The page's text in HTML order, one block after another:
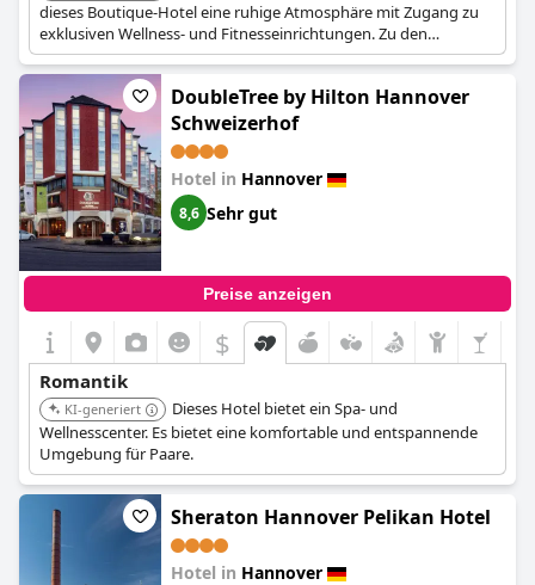
dieses Boutique-Hotel eine ruhige Atmosphäre mit Zugang zu
exklusiven Wellness- und Fitnesseinrichtungen. Zu den
Merkmalen gehören ein Privatstrand, eine Sonnenterrasse mit
Seeblick, ein Weltklasse-Spa und ein Innenpool, was es ideal für
einen romantischen Kurzurlaub macht.
DoubleTree by Hilton Hannover
Schweizerhof
Hotel in Hannover
8,6 Sehr gut
Preise anzeigen
$
Romantik
KI-generiert
Dieses Hotel bietet ein Spa- und
Wellnesscenter. Es bietet eine komfortable und entspannende
Umgebung für Paare.
Sheraton Hannover Pelikan Hotel
Hotel in Hannover